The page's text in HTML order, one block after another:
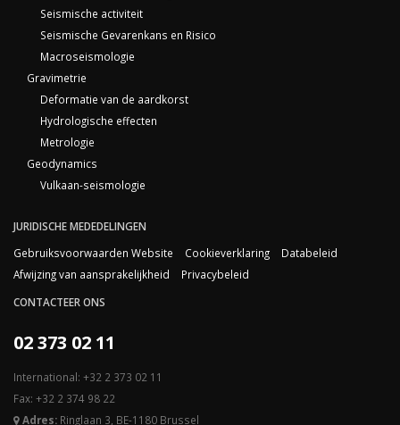
Seismische activiteit
Seismische Gevarenkans en Risico
Macroseismologie
Gravimetrie
Deformatie van de aardkorst
Hydrologische effecten
Metrologie
Geodynamics
Vulkaan-seismologie
JURIDISCHE MEDEDELINGEN
Gebruiksvoorwaarden Website
Cookieverklaring
Databeleid
Afwijzing van aansprakelijkheid
Privacybeleid
CONTACTEER ONS
02 373 02 11
International: +32 2 373 02 11
Fax: +32 2 374 98 22
Adres: Ringlaan 3, BE-1180 Brussel